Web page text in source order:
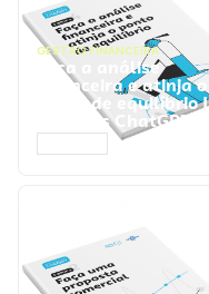
GESTÃO FINANCEIRA
Faça a análise
financeira e atinja o
ponto de equilíbrio |
Prompts ChatGPT